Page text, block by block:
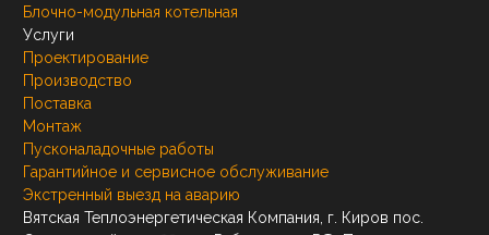
Блочно-модульная котельная
Услуги
Проектирование
Производство
Поставка
Монтаж
Пусконаладочные работы
Гарантийное и сервисное обслуживание
Экстренный выезд на аварию
Вятская Теплоэнергетическая Компания, г. Киров пос.